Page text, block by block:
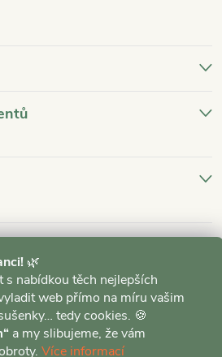
🌿
nabídkou těch nejlepších
web přímo na míru vašim
tedy cookies. 🍪
a my slibujeme, že vám
Více informací